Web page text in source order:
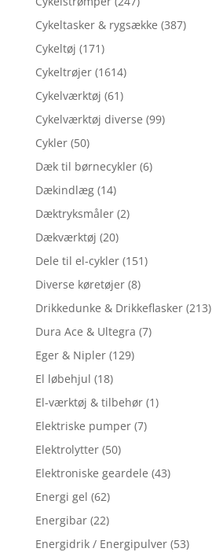
Cykeltasker & rygsække (387)
Cykeltøj (171)
Cykeltrøjer (1614)
Cykelværktøj (61)
Cykelværktøj diverse (99)
Cykler (50)
Dæk til børnecykler (6)
Dækindlæg (14)
Dæktryksmåler (2)
Dækværktøj (20)
Dele til el-cykler (151)
Diverse køretøjer (8)
Drikkedunke & Drikkeflasker (213)
Dura Ace & Ultegra (7)
Eger & Nipler (129)
El løbehjul (18)
El-værktøj & tilbehør (1)
Elektriske pumper (7)
Elektrolytter (50)
Elektroniske geardele (43)
Energi gel (62)
Energibar (22)
Energidrik / Energipulver (53)